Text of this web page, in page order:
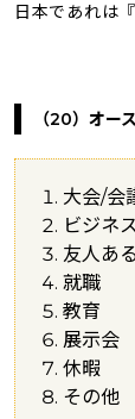
日本であれは
（20）オー
大会/会
ビジネ
友人あ
就職
教育
展示会
休暇
その他